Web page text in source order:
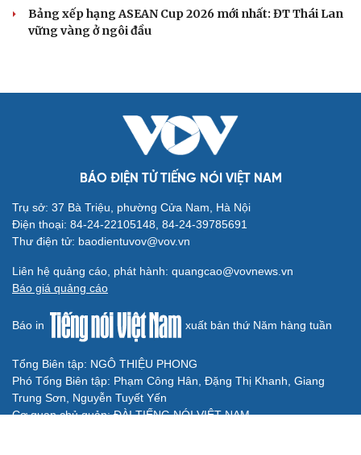
ĐT Futsal Việt Nam giành ngôi á quân giải Continental
Việt kiều chia tay CLB CAHN
BÓNG ĐÁ QUỐC TẾ
Messi tỏa sáng rực rỡ ở lần đầu đá chính sau
Lịch thi đấu và trực tiếp bóng đá hôm nay 6/8: Sôi động
Cúp châu Âu
Cuộc đua vào bán kết ASEAN Cup 2026 “căng như dây
đàn”
ĐT Thái Lan có thành tích hơn ĐT Việt Nam, vẫn có
nguy cơ bị loại sớm ở ASEAN Cup
Bảng xếp hạng ASEAN Cup 2026 mới nhất: ĐT Thái Lan
vững vàng ở ngôi đầu